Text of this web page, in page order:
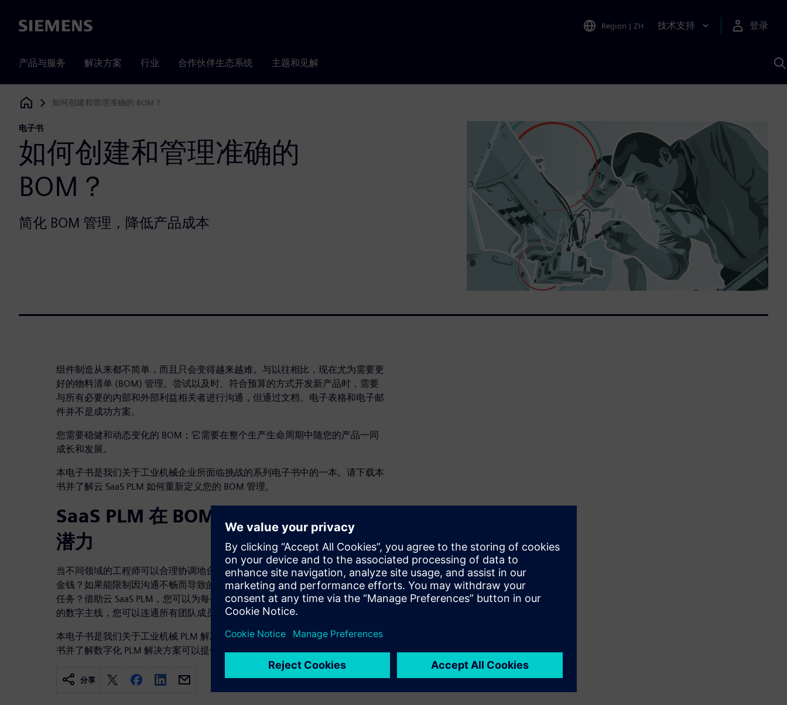
Siemens Region | ZH 技术支持 登录
产品与服务 解决方案 行业 合作伙伴生态系统 主题和见解
Siemens Digital Industries Software
如何创建和管理准确的 BOM？
电子书
如何创建和管理准确的
BOM？
简化 BOM 管理，降低产品成本
组件制造从来都不简单，而且只会变得越来越难。与以往相比，现在尤为需要更
好的物料清单 (BOM) 管理。尝试以及时、符合预算的方式开发新产品时，需要
与所有必要的内部和外部利益相关者进行沟通，但通过文档、电子表格和电子邮
件并不是成功方案。
您需要稳健和动态变化的 BOM；它需要在整个生产生命周期中随您的产品一同
成长和发展。
本电子书是我们关于工业机械企业所面临挑战的系列电子书中的一本。请下载本
书并了解云 SaaS PLM 如何重新定义您的 BOM 管理。
SaaS PLM 在 BOM 管理中的成本降低
潜力
当不同领域的工程师可以合理协调地合作时，您的开发流程可以如何节省时间和
金钱？如果能限制因沟通不畅而导致的错误，您将如何获益并按预算和期限完成
任务？借助云 SaaS PLM，您可以为每个利益相关者提供单一数据源。通过通用
的数字主线，您可以连通所有团队成员、流程和技术。
本电子书是我们关于工业机械 PLM 解决方案的系列电子书中的一本。请下载本
书并了解数字化 PLM 解决方案可以提供的所有协同、集成和自动化功能。
分享